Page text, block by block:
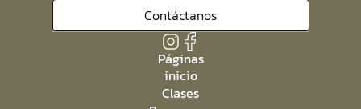
Contáctanos
Páginas
inicio
Clases